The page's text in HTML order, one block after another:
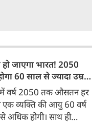
जाएगा भारत! 2050
60 साल से ज्यादा उम्र
वर्ष 2050 तक औसतन हर
व्यक्ति की आयु 60 वर्ष
अधिक होगी। साथ ही